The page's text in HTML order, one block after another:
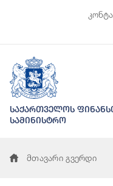
საქართველოს
სამინისტრო
მთავარი გვერდი